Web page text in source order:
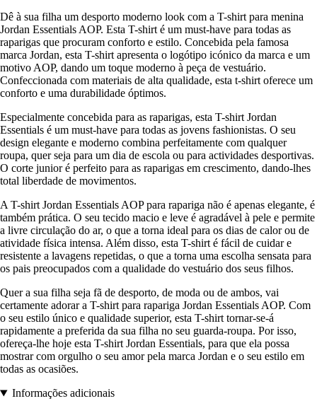
Dê à sua filha um desporto moderno look com a T-shirt para menina
Jordan Essentials AOP. Esta T-shirt é um must-have para todas as
raparigas que procuram conforto e estilo. Concebida pela famosa
marca Jordan, esta T-shirt apresenta o logótipo icónico da marca e um
motivo AOP, dando um toque moderno à peça de vestuário.
Confeccionada com materiais de alta qualidade, esta t-shirt oferece um
conforto e uma durabilidade óptimos.
Especialmente concebida para as raparigas, esta T-shirt Jordan
Essentials é um must-have para todas as jovens fashionistas. O seu
design elegante e moderno combina perfeitamente com qualquer
roupa, quer seja para um dia de escola ou para actividades desportivas.
O corte junior é perfeito para as raparigas em crescimento, dando-lhes
total liberdade de movimentos.
A T-shirt Jordan Essentials AOP para rapariga não é apenas elegante, é
também prática. O seu tecido macio e leve é agradável à pele e permite
a livre circulação do ar, o que a torna ideal para os dias de calor ou de
atividade física intensa. Além disso, esta T-shirt é fácil de cuidar e
resistente a lavagens repetidas, o que a torna uma escolha sensata para
os pais preocupados com a qualidade do vestuário dos seus filhos.
Quer a sua filha seja fã de desporto, de moda ou de ambos, vai
certamente adorar a T-shirt para rapariga Jordan Essentials AOP. Com
o seu estilo único e qualidade superior, esta T-shirt tornar-se-á
rapidamente a preferida da sua filha no seu guarda-roupa. Por isso,
ofereça-lhe hoje esta T-shirt Jordan Essentials, para que ela possa
mostrar com orgulho o seu amor pela marca Jordan e o seu estilo em
todas as ocasiões.
Informações adicionais